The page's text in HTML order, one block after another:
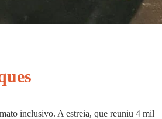
inclusivo. A estreia, que reuniu 4 mil